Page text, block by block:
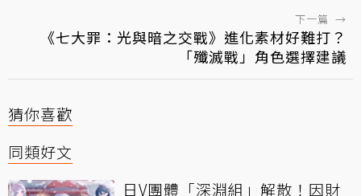
下一篇 →
《七大罪：光與暗之交戰》進化素材好難打？
「殲滅戰」角色選擇建議
猜你喜歡
同類好文
日V團體「深淵組」解散！因財